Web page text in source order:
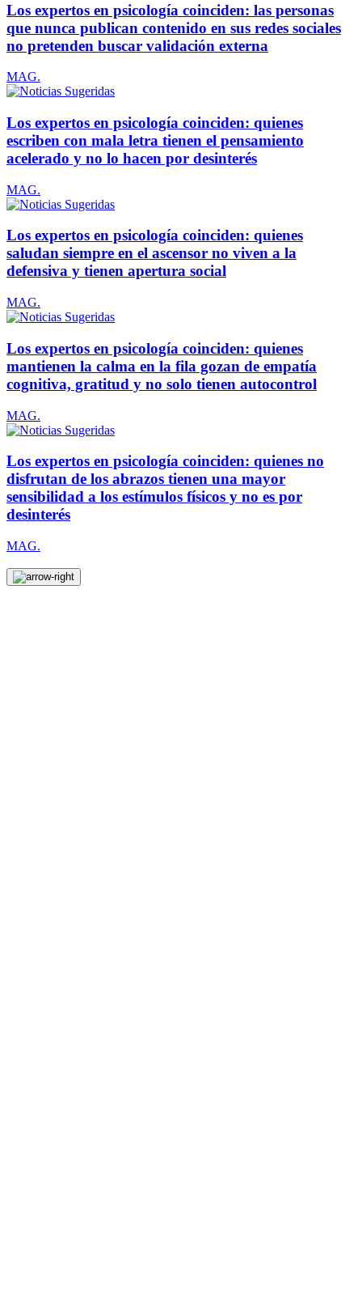
Los expertos en psicología coinciden: las personas
que nunca publican contenido en sus redes sociales
no pretenden buscar validación externa
MAG.
Los expertos en psicología coinciden: quienes
escriben con mala letra tienen el pensamiento
acelerado y no lo hacen por desinterés
MAG.
Los expertos en psicología coinciden: quienes
saludan siempre en el ascensor no viven a la
defensiva y tienen apertura social
MAG.
Los expertos en psicología coinciden: quienes
mantienen la calma en la fila gozan de empatía
cognitiva, gratitud y no solo tienen autocontrol
MAG.
Los expertos en psicología coinciden: quienes no
disfrutan de los abrazos tienen una mayor
sensibilidad a los estímulos físicos y no es por
desinterés
MAG.